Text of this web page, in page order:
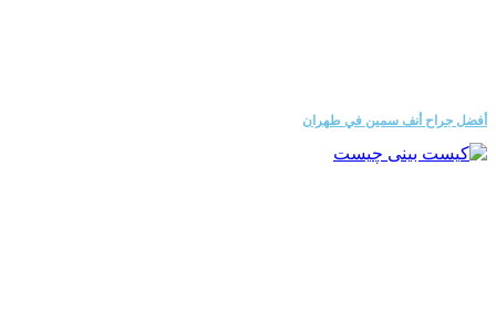
جراح أنف سمين في طهران